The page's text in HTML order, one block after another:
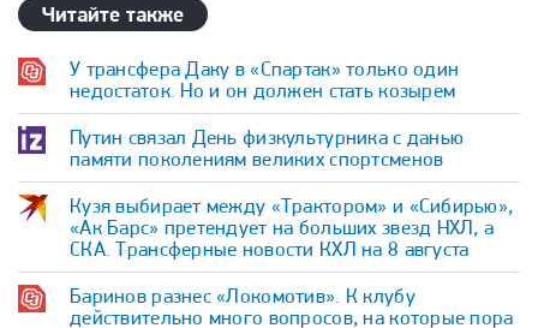
Читайте также
У трансфера Даку в «Спартак» только один
недостаток. Но и он должен стать козырем
Путин связал День физкультурника с данью
памяти поколениям великих спортсменов
Кузя выбирает между «Трактором» и «Сибирью»,
«Ак Барс» претендует на больших звезд НХЛ, а
СКА. Трансферные новости КХЛ на 8 августа
Баринов разнес «Локомотив». К клубу
действительно много вопросов, на которые пора